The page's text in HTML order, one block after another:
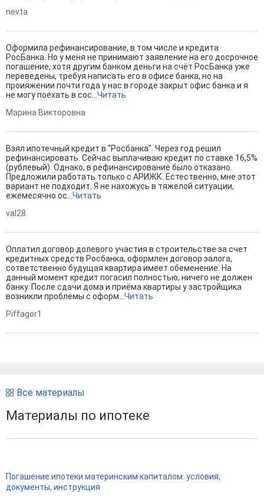
nevta
Оформила рефинансирование, в том числе и кредита
РосБанка. Но у меня не принимают заявление на его досрочное
погашение, хотя другим банком деньги на счёт РосБанка уже
переведены, требуя написать его в офисе банка, но на
проияжении почти года у нас в городе закрыт офис банка и я
не могу поехать в сос...Читать
Марина Викторовна
Взял ипотечный кредит в "Росбанка". Через год решил
рефинансировать. Сейчас выплачиваю кредит по ставке 16,5%
(рублевый). Однако, в рефинансирование было отказано.
Предложили работать только с АРИЖК. Естественно, мне этот
вариант не подходит. Я не нахожусь в тяжелой ситуации,
ежемесячно ос...Читать
val28
Оплатил договор долевого участия в строительстве за счет
кредитных средств Росбанка, оформлен договор залога,
сответственно будущая квартира имеет обеменение. На
данный момент кредит погасил полностью, ничего не должен
банку. После сдачи дома и приёма квартиры у застройщика
возникли проблемы с оформ...Читать
Piffagor1
Все материалы
Материалы по ипотеке
Погашение ипотеки материнским капиталом: условия,
документы, инструкция